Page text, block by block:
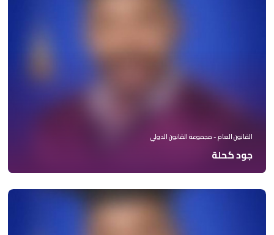
القانون العام - مجموعة القانون الدولي
جود كحلة